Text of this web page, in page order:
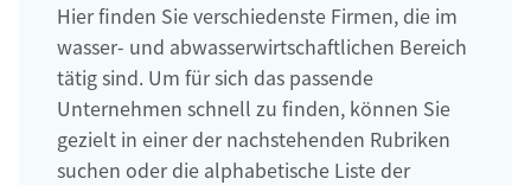
Hier finden Sie verschiedenste Firmen, die im
wasser- und abwasserwirtschaftlichen Bereich
tätig sind. Um für sich das passende
Unternehmen schnell zu finden, können Sie
gezielt in einer der nachstehenden Rubriken
suchen oder die alphabetische Liste der